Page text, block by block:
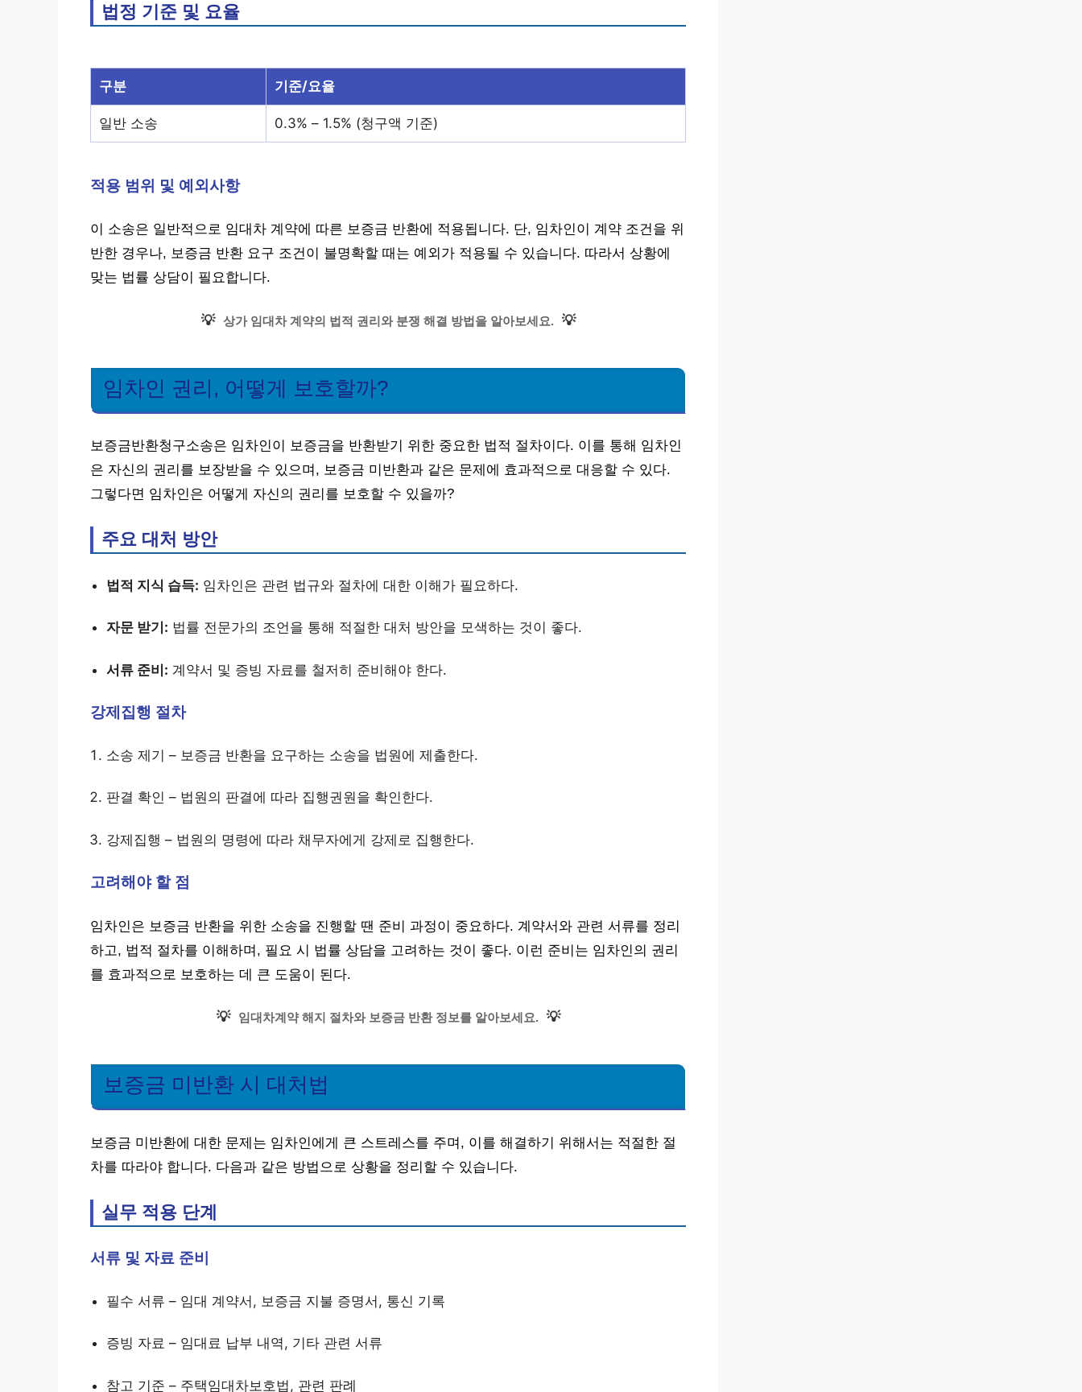
법정 기준 및 요율
구분 기준/요율
일반 소송 0.3% – 1.5% (청구액 기준)
적용 범위 및 예외사항
이 소송은 일반적으로 임대차 계약에 따른 보증금 반환에 적용됩니다. 단, 임차인이 계약 조건을 위
반한 경우나, 보증금 반환 요구 조건이 불명확할 때는 예외가 적용될 수 있습니다. 따라서 상황에
맞는 법률 상담이 필요합니다.
💡 상가 임대차 계약의 법적 권리와 분쟁 해결 방법을 알아보세요. 💡
임차인 권리, 어떻게 보호할까?
보증금반환청구소송은 임차인이 보증금을 반환받기 위한 중요한 법적 절차이다. 이를 통해 임차인
은 자신의 권리를 보장받을 수 있으며, 보증금 미반환과 같은 문제에 효과적으로 대응할 수 있다.
그렇다면 임차인은 어떻게 자신의 권리를 보호할 수 있을까?
주요 대처 방안
법적 지식 습득: 임차인은 관련 법규와 절차에 대한 이해가 필요하다.
자문 받기: 법률 전문가의 조언을 통해 적절한 대처 방안을 모색하는 것이 좋다.
서류 준비: 계약서 및 증빙 자료를 철저히 준비해야 한다.
강제집행 절차
소송 제기 – 보증금 반환을 요구하는 소송을 법원에 제출한다.
판결 확인 – 법원의 판결에 따라 집행권원을 확인한다.
강제집행 – 법원의 명령에 따라 채무자에게 강제로 집행한다.
고려해야 할 점
임차인은 보증금 반환을 위한 소송을 진행할 땐 준비 과정이 중요하다. 계약서와 관련 서류를 정리
하고, 법적 절차를 이해하며, 필요 시 법률 상담을 고려하는 것이 좋다. 이런 준비는 임차인의 권리
를 효과적으로 보호하는 데 큰 도움이 된다.
💡 임대차계약 해지 절차와 보증금 반환 정보를 알아보세요. 💡
보증금 미반환 시 대처법
보증금 미반환에 대한 문제는 임차인에게 큰 스트레스를 주며, 이를 해결하기 위해서는 적절한 절
차를 따라야 합니다. 다음과 같은 방법으로 상황을 정리할 수 있습니다.
실무 적용 단계
서류 및 자료 준비
필수 서류 – 임대 계약서, 보증금 지불 증명서, 통신 기록
증빙 자료 – 임대료 납부 내역, 기타 관련 서류
참고 기준 – 주택임대차보호법, 관련 판례